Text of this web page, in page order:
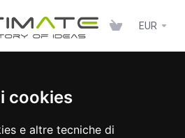
cookies
e altre tecniche di
EUR